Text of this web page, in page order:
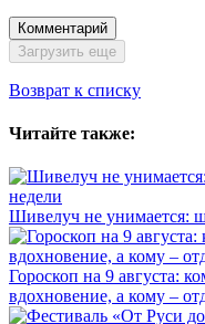
Комментарий
Загрузить еще
Возврат к списку
Читайте также:
Шивелуч не унимается:
Гороскоп на 9 августа:
вдохновение, а кому –